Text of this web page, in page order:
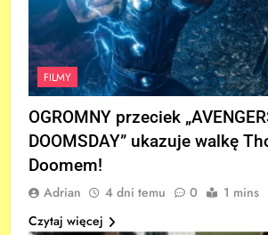
FILMY
OGROMNY przeciek
DOOMSDAY” ukazuje walkę
Doomem!
Adrian 4 dni temu 0
1 mins
Czytaj więcej